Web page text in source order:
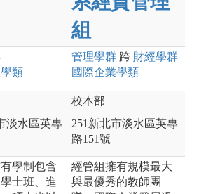
組
學類
管理學群 跨 財經學群
國際企業學類
淡水區英專
校本部
251新北市淡水區英專
路151號
學制包含
士班、進
經管組擁有規模最大
與最優秀的教師團